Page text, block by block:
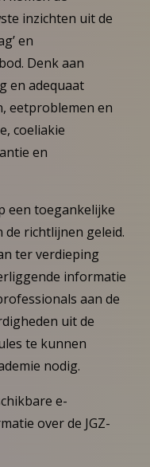
inzichten uit de
en
Denk aan
en adequaat
eetproblemen en
coeliakie
en
een toegankelijke
richtlijnen geleid.
ter verdieping
informatie
aan de
uit de
te kunnen
nodig.
e-
over de JGZ-